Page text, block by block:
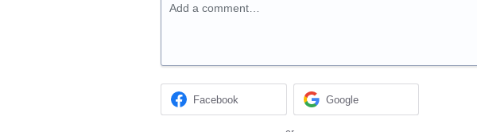
Add a comment…
Facebook Google